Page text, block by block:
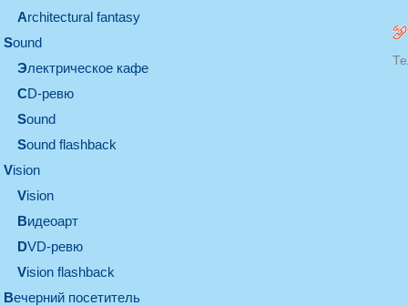
architectural fantasy
sound
электрическое кафе
CD-ревю
sound
Sound flashback
vision
vision
видеоарт
DVD-ревю
Vision flashback
вечерний посетитель